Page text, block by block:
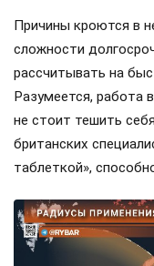
Причины кроются в
сложности
рассчитывать на
Разумеется, работа
не стоит тешить
британских
таблеткой»,